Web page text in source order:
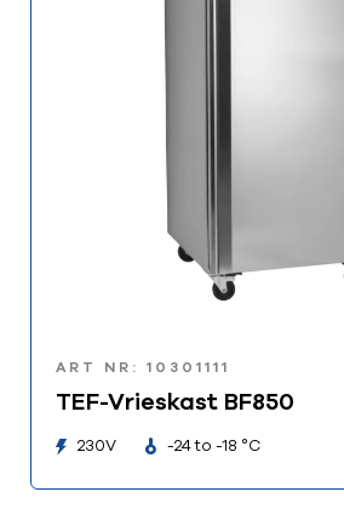
ART NR: 10301111
TEF-Vrieskast BF850
230V -24 to -18 °C